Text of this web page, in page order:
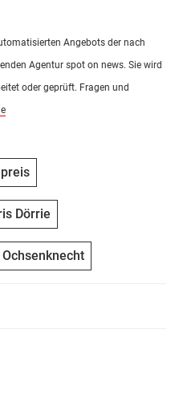
Angebots der nach
Agentur spot on news. Sie wird
oder geprüft. Fragen und
Dörrie
Ochsenknecht